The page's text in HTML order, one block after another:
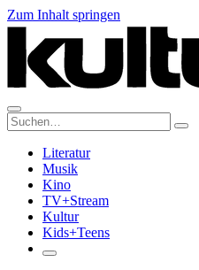
Zum Inhalt springen
Suche:
Literatur
Musik
Kino
TV+Stream
Kultur
Kids+Teens